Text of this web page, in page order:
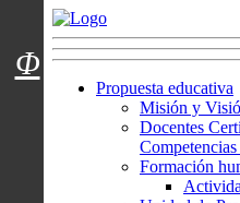
Menú usuarios
Propuesta educativa
Misión y
Docentes
Formación
Φ